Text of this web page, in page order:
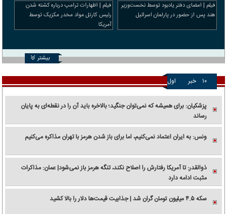
فیلم | امضای دفتر یادبود توسط نخست‌وزیر
هند پس از حضور در پارلمان اسرائیل
فیلم | اظهارات ترامپ درباره کشته شدن
رئیس کارتل مواد مخدر مکزیک توسط
آمریکا
بیشتر
۱۰ خبر اول
پزشکیان: برای همیشه که نمی‌توان جنگید؛ بالاخره باید آن را در نقطه‌ای به پایان
رساند
ونس: به ایران اعتماد نمی‌کنیم، اما برای باز شدن هرمز با تهران مذاکره می‌کنیم
ذوالقدر: تا آمریکا رفتارش را اصلاح نکند، تنگه هرمز باز نمی‌شود| عمان: مذاکرات
مثبت ادامه دارد
سکه ۴.۵ میلیون تومان گران شد | جذابیت قیمت‌ها دلار را بالا کشید